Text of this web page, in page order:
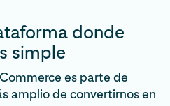
donde
simple
es parte de
amplio de convertirnos en